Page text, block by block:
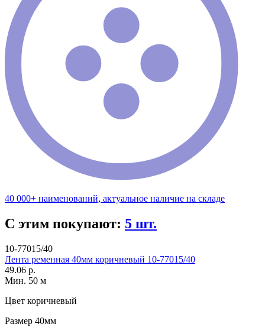
40 000+ наименований, актуальное наличие на складе
С этим покупают: 5 шт.
10-77015/40
Лента ременная 40мм коричневый 10-77015/40
49.06 р.
Мин. 50 м
Цвет коричневый
Размер 40мм